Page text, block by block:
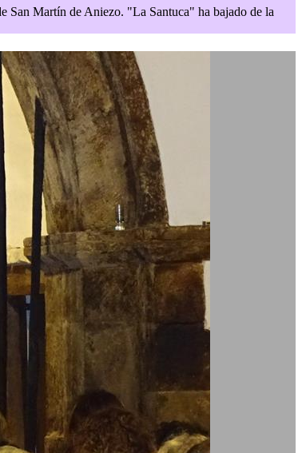
San Martín de Aniezo. "La Santuca" ha bajado de la